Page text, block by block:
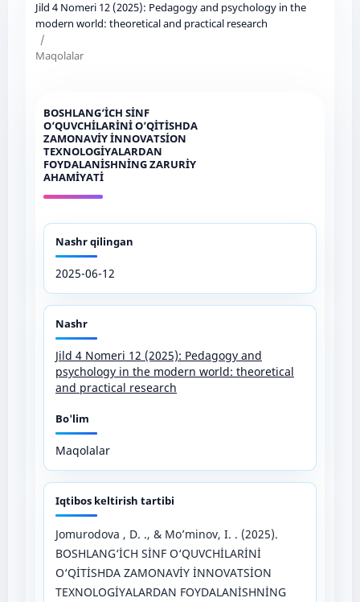
Jild 4 Nomeri 12 (2025): Pedagogy and psychology in the
modern world: theoretical and practical research
/
Maqolalar
BOSHLANG‘İCH SİNF
O‘QUVCHİLARİNİ O‘QİTİSHDA
ZAMONAVİY İNNOVATSİON
TEXNOLOGİYALARDAN
FOYDALANİSHNİNG ZARURİY
AHAMİYATİ
Nashr qilingan
2025-06-12
Nashr
Jild 4 Nomeri 12 (2025): Pedagogy and
psychology in the modern world: theoretical
and practical research
Bo'lim
Maqolalar
Iqtibos keltirish tartibi
Jomurodova , D. ., & Mo’minov, I. . (2025).
BOSHLANG‘İCH SİNF O‘QUVCHİLARİNİ
O‘QİTİSHDA ZAMONAVİY İNNOVATSİON
TEXNOLOGİYALARDAN FOYDALANİSHNİNG